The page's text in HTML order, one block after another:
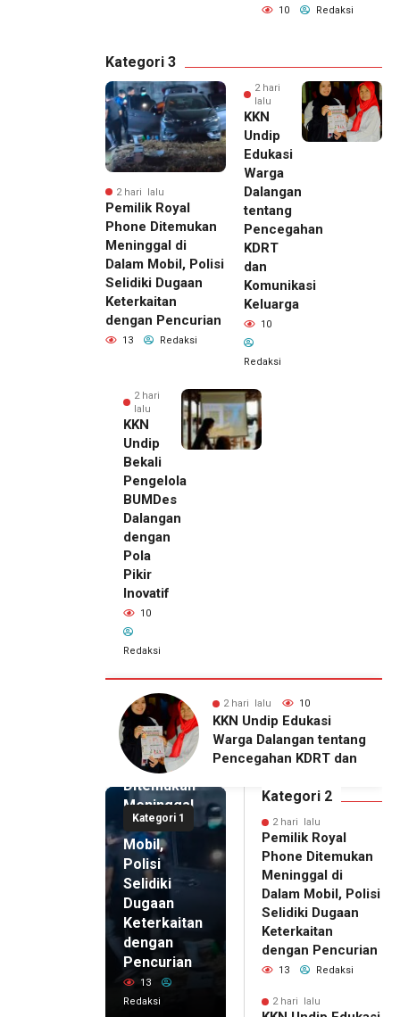
10 Redaksi
Kategori 3
2 hari lalu
Pemilik Royal
Phone Ditemukan
Meninggal di
Dalam Mobil, Polisi
Selidiki Dugaan
Keterkaitan
dengan Pencurian
13 Redaksi
2 hari
lalu
KKN
Undip
Edukasi
Warga
Dalangan
tentang
Pencegahan
KDRT
dan
Komunikasi
Keluarga
10
Redaksi
2 hari
lalu
KKN
Undip
Bekali
Pengelola
BUMDes
Dalangan
dengan
Pola
Pikir
Inovatif
10
Redaksi
2 hari lalu 10
KKN Undip Bekali
Pengelola BUMDes
Dalangan dengan Pola
Kategori 1
2 hari lalu
Pemilik
Royal
Phone
Ditemukan
Meninggal
di Dalam
Mobil,
Polisi
Selidiki
Dugaan
Keterkaitan
dengan
Pencurian
13
Redaksi
Kategori 2
2 hari lalu
Pemilik Royal
Phone Ditemukan
Meninggal di
Dalam Mobil, Polisi
Selidiki Dugaan
Keterkaitan
dengan Pencurian
13 Redaksi
2 hari lalu